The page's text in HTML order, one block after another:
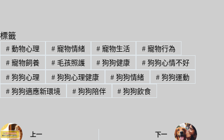
ok do
n
標籤
#動物心理 #寵物情緒 # 寵物生活 # 寵物行為
#寵物飼養 #毛孩照護 # 狗狗健康 # 狗狗心情不好
#狗狗心理 #狗狗心理健康 # 狗狗情緒 # 狗狗運動
#狗狗適應新環境 #狗狗陪伴 # 狗狗飲食
上一 下一